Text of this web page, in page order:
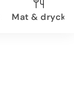
Mat & dryck